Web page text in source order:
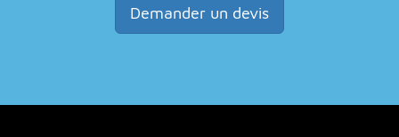
Demander un devis